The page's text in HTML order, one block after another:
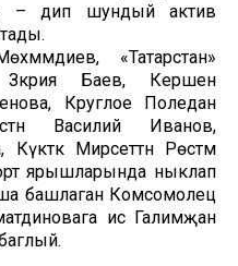
– дип шундый актив
«Татарстан»
Баев, Керәшен
Круглое Поледан
Василий Иванов,
Мирсәеттән Рөстәм
ярышларында ныклап
башлаган Комсомолец
исә Галимҗан